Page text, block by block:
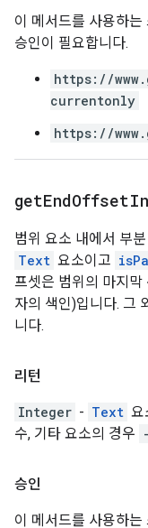
이 메서드를 사용하는
승인이 필요합니다.
https://
currentonly
https://
getEndOffset
범위 요소 내에서 부
Text 요소이고
프셋은 범위의 마지막
자의 색인)입니다. 그
니다.
리턴
Integer - Text 요
수, 기타 요소의 경우
승인
이 메서드를 사용하는